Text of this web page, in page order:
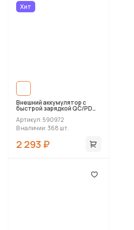
Хит
Внешний аккумулятор с
быстрой зарядкой QC/PD
«Qwik», 10000 мАч
Артикул: 590972
В наличии: 368 шт.
2 293 ₽